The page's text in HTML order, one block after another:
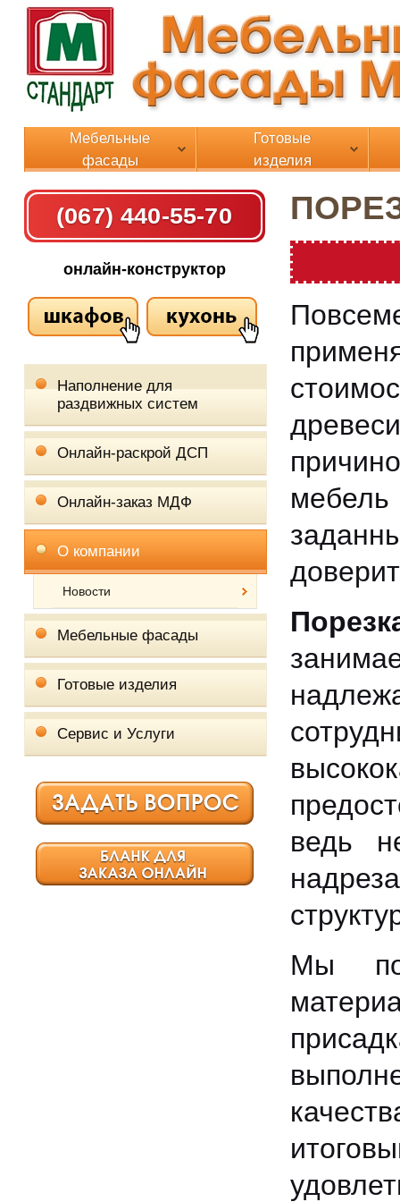
Мебельные
фасады
Готовые
изделия
(067) 440-55-70
онлайн-конструктор
Наполнение для
раздвижных систем
Онлайн-раскрой ДСП
Онлайн-заказ МДФ
О компании
Новости
Мебельные фасады
Готовые изделия
Сервис и Услуги
ведь
Мы